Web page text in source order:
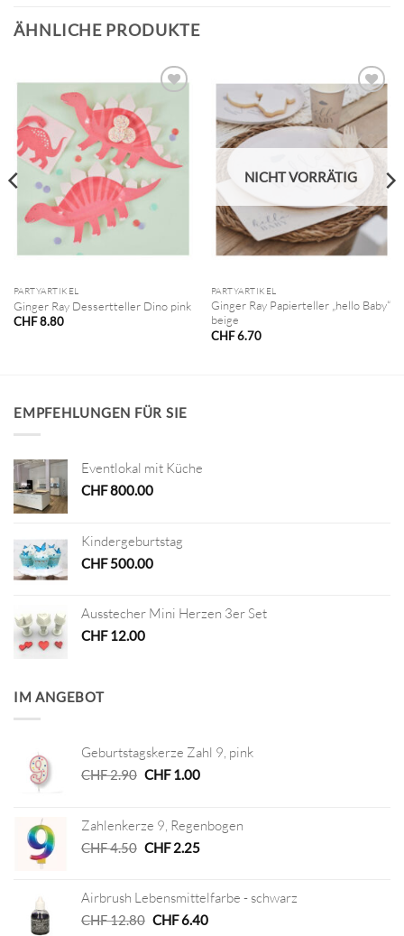
ÄHNLICHE PRODUKTE
PARTYARTIKEL
Ginger Ray Dessertteller Dino pink
CHF8.80
NICHT VORRÄTIG
PARTYARTIKEL
Ginger Ray Papierteller „hello Baby“
beige
CHF6.70
EMPFEHLUNGEN FÜR SIE
Eventlokal mit Küche
CHF800.00
Kindergeburtstag
CHF500.00
Ausstecher Mini Herzen 3er Set
CHF12.00
IM ANGEBOT
Geburtstagskerze Zahl 9, pink
CHF2.90 Ursprünglicher
CHF 2.90
CHF1.00Aktueller
CHF 1.00.
Zahlenkerze 9, Regenbogen
CHF4.50 Ursprünglicher
CHF 4.50
CHF2.25Aktueller
CHF 2.25.
Airbrush Lebensmittelfarbe - schwarz
CHF12.80 Ursprünglicher
CHF6.40Aktueller